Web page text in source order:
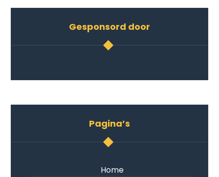
Gesponsord door
Pagina’s
Home